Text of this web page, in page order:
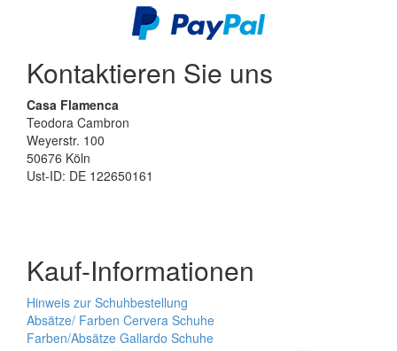
Kontaktieren Sie uns
Casa Flamenca
Teodora Cambron
Weyerstr. 100
50676 Köln
Ust-ID: DE 122650161
Kauf-Informationen
Hinweis zur Schuhbestellung
Absätze/ Farben Cervera Schuhe
Farben/Absätze Gallardo Schuhe